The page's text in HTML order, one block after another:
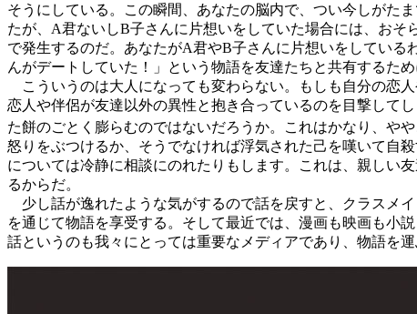
そうにしている。この瞬間、あなたの脳内で、つい今しがた
たが、A君ないしB子さんに片想いをしていた場合には、お
で発生するのだ。あなたがA君やB子さんに片想いをしてい
んがデートしていた！」という物語を友達たちと共有するた
こういうのは大人になっても変わらない。もしも自分の恋
恋人や伴侶が友達以外の異性と抱き合っているのを目撃して
た餅のごとく膨らむのではないだろうか。これはかなり、や
怒りをぶつけるか、そうでなければ浮気された己を嘆いて自
については冷静に相談にのれたりもします。これは、親しい
るからだ。
少し話が逸れたような気がするので話を戻すと、クラスメ
を通じて物語を享受する。そして最近では、漫画も映画も小
話というのも我々にとっては重要なメディアであり、物語を